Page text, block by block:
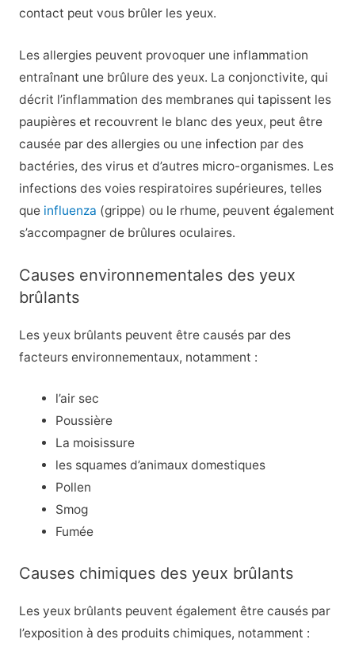
contact peut vous brûler les yeux.
Les allergies peuvent provoquer une inflammation
entraînant une brûlure des yeux. La conjonctivite, qui
décrit l’inflammation des membranes qui tapissent les
paupières et recouvrent le blanc des yeux, peut être
causée par des allergies ou une infection par des
bactéries, des virus et d’autres micro-organismes. Les
infections des voies respiratoires supérieures, telles
que influenza (grippe) ou le rhume, peuvent également
s’accompagner de brûlures oculaires.
Causes environnementales des yeux
brûlants
Les yeux brûlants peuvent être causés par des
facteurs environnementaux, notamment :
l’air sec
Poussière
La moisissure
les squames d’animaux domestiques
Pollen
Smog
Fumée
Causes chimiques des yeux brûlants
Les yeux brûlants peuvent également être causés par
l’exposition à des produits chimiques, notamment :